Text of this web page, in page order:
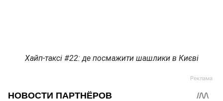
Хайп-таксі #22: де посмажити шашлики в Києві